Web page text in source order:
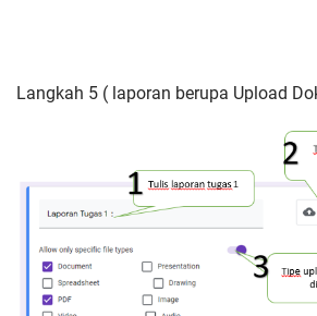
Langkah 5 ( laporan berupa Upload